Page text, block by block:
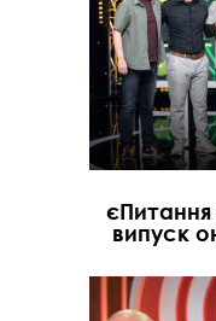
випуск